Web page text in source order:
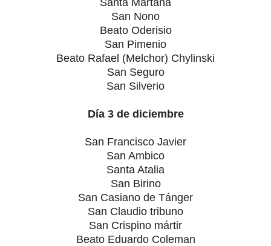
San Nono
Beato Oderisio
San Pimenio
Beato Rafael (Melchor) Chylinski
San Seguro
San Silverio
Día 3 de diciembre
San Francisco Javier
San Ambico
Santa Atalia
San Birino
San Casiano de Tánger
San Claudio tribuno
San Crispino mártir
Beato Eduardo Coleman